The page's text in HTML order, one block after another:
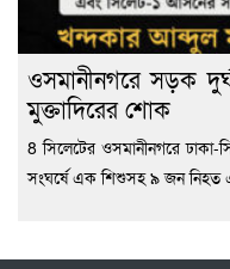
ওসমানীনগরে সড়ক
মুক্তাদিরের শোক
8 সিলেটের ওসমানীনগরে ঢাকা-
সংঘর্ষে এক শিশুসহ ৯ জন নিহত